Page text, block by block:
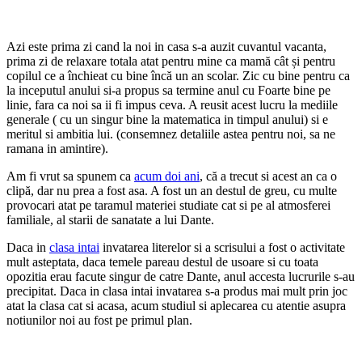
Azi este prima zi cand la noi in casa s-a auzit cuvantul vacanta,
prima zi de relaxare totala atat pentru mine ca mamă cât și pentru
copilul ce a închieat cu bine încă un an scolar. Zic cu bine pentru ca
la inceputul anului si-a propus sa termine anul cu Foarte bine pe
linie, fara ca noi sa ii fi impus ceva. A reusit acest lucru la mediile
generale ( cu un singur bine la matematica in timpul anului) si e
meritul si ambitia lui. (consemnez detaliile astea pentru noi, sa ne
ramana in amintire).
Am fi vrut sa spunem ca acum doi ani, că a trecut si acest an ca o
clipă, dar nu prea a fost asa. A fost un an destul de greu, cu multe
provocari atat pe taramul materiei studiate cat si pe al atmosferei
familiale, al starii de sanatate a lui Dante.
Daca in clasa intai invatarea literelor si a scrisului a fost o activitate
mult asteptata, daca temele pareau destul de usoare si cu toata
opozitia erau facute singur de catre Dante, anul accesta lucrurile s-au
precipitat. Daca in clasa intai invatarea s-a produs mai mult prin joc
atat la clasa cat si acasa, acum studiul si aplecarea cu atentie asupra
notiunilor noi au fost pe primul plan.